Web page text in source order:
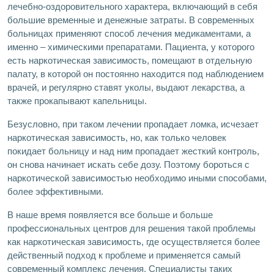
лечебно-оздоровительного характера, включающий в себя
большие временные и денежные затраты. В современных
больницах применяют способ лечения медикаментами, а
именно – химическими препаратами. Пациента, у которого
есть наркотическая зависимость, помещают в отдельную
палату, в которой он постоянно находится под наблюдением
врачей, и регулярно ставят уколы, выдают лекарства, а
также прокапывают капельницы.
Безусловно, при таком лечении пропадает ломка, исчезает
наркотическая зависимость, но, как только человек
покидает больницу и над ним пропадает жесткий контроль,
он снова начинает искать себе дозу. Поэтому бороться с
наркотической зависимостью необходимо иными способами,
более эффективными.
В наше время появляется все больше и больше
профессиональных центров для решения такой проблемы
как наркотическая зависимость, где осуществляется более
действенный подход к проблеме и применяется самый
современный комплекс лечения. Специалисты таких